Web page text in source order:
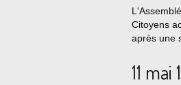
Citoyens
après une
11